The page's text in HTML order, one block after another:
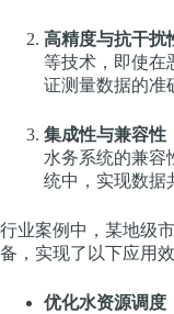
高精度与抗干扰
等技术，即使在
证测量数据的准
集成性与兼容性
水务系统的兼容
统中，实现数据
行业案例中，某地级
备，实现了以下应用效
优化水资源调度